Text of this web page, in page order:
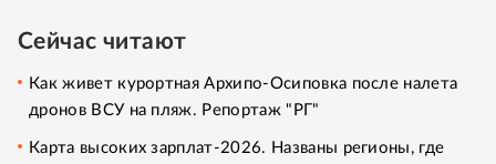
Сейчас читают
Как живет курортная Архипо-Осиповка после налета
дронов ВСУ на пляж. Репортаж "РГ"
Карта высоких зарплат-2026. Названы регионы, где